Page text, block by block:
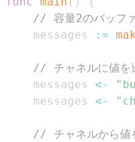
// 容量2のバッフ
    messages
:=
// チャネルに値を
    messages
<-
    messages
<-
// チャネルから値